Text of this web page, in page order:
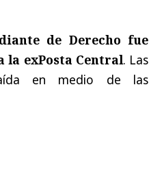
de Derecho fue
la exPosta Central. Las
en medio de las